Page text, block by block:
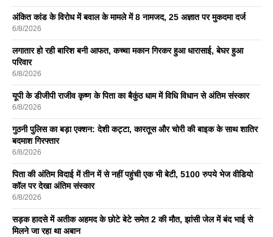
अंकित कांड के विरोध में बवाल के मामले में 8 नामजद, 25 अज्ञात पर मुकदमा दर्ज
6/8/2026
लगातार हो रही बारिश बनी आफत, कच्चा मकान गिरकर हुआ धारासाई, बेघर हुआ
परिवार
6/8/2026
यूपी के डीजीपी राजीव कृष्ण के पिता का बैकुंठ धाम में विधि विधान से अंतिम संस्कार
6/8/2026
गुठनी पुलिस का बड़ा एक्शन: देशी कट्टा, कारतूस और चोरी की बाइक के साथ शातिर
बदमाश गिरफ्तार
6/8/2026
पिता की अंतिम विदाई में तीन में से नहीं पहुंची एक भी बेटी, 5100 रुपये भेज वीडियो
कॉल पर देखा अंतिम संस्कार
6/8/2026
सड़क हादसे में अतीक अहमद के छोटे बेटे समेत 2 की मौत, झांसी जेल में बंद भाई से
मिलने जा रहा था अबान